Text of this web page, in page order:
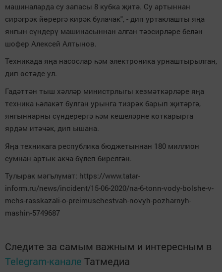
машиналарда су запасы 8 кубка җитә. Су артыннан
сирәгрәк йөрергә кирәк булачак", - дип уртаклашты яңа
янгын сүндерү машинасыннан алган тәэсирләре белән
шофер Алексей Алтынов.
Техникада яңа насослар һәм электроника урнаштырылган,
дип өстәде ул.
Гадәттән тыш хәлләр министрлыгы хезмәткәрләре яңа
техника һәлакәт булган урынга тизрәк барып җитәргә,
янгыннарны сүндерергә һәм кешеләрне коткарырга
ярдәм итәчәк, дип ышана.
Яңа техникага республика бюджетыннан 180 миллион
сумнан артык акча бүлеп бирелгән.
Тулырак мәгълүмат: https://www.tatar-
inform.ru/news/incident/15-06-2020/na-6-tonn-vody-bolshe-v-
mchs-rasskazali-o-preimuschestvah-novyh-pozharnyh-
mashin-5749687
Следите за самым важным и интересным в
Telegram-канале Татмедиа